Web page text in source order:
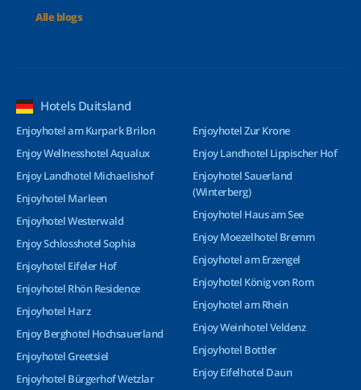
Alle blogs
Hotels Duitsland
Enjoyhotel am Kurpark Brilon
Enjoy Wellnesshotel Aqualux
Enjoy Landhotel Michaelishof
Enjoyhotel Marleen
Enjoyhotel Westerwald
Enjoy Schlosshotel Sophia
Enjoyhotel Eifeler Hof
Enjoyhotel Rhön Residence
Enjoyhotel Harz
Enjoy Berghotel Hochsauerland
Enjoyhotel Greetsiel
Enjoyhotel Bürgerhof Wetzlar
Enjoyhotel Zur Krone
Enjoy Landhotel Lippischer Hof
Enjoyhotel Sauerland
(Winterberg)
Enjoyhotel Haus am See
Enjoy Moezelhotel Bremm
Enjoyhotel am Erzengel
Enjoyhotel König von Rom
Enjoyhotel am Rhein
Enjoy Weinhotel Veldenz
Enjoyhotel Bottler
Enjoy Eifelhotel Daun